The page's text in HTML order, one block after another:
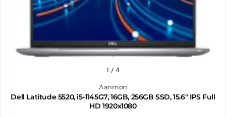
Лаптоп
Dell Latitude 5520, i5-1145G7, 16GB, 256GB SSD, 15.6" IPS Full
HD 1920x1080
1 / 4